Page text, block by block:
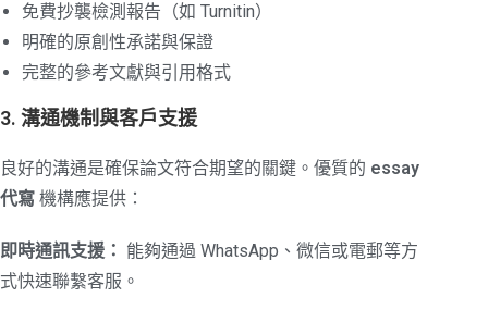
免費抄襲檢測報告（如 Turnitin）
明確的原創性承諾與保證
完整的參考文獻與引用格式
3. 溝通機制與客戶支援
良好的溝通是確保論文符合期望的關鍵。優質的 essay
代寫 機構應提供：
即時通訊支援： 能夠通過 WhatsApp、微信或電郵等方
式快速聯繫客服。